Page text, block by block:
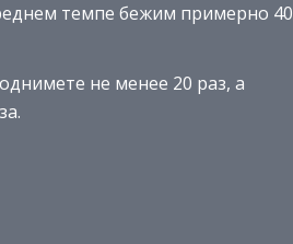
темпе бежим примерно 40
не менее 20 раз, а